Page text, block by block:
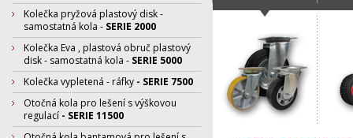
Kolečka pryžová plastový disk -
samostatná kola - SERIE 2000
Kolečka Eva , plastová obruč plastový
disk - samostatná kola - SERIE 5000
Kolečka vypletená - ráfky - SERIE 7500
Otočná kola pro lešení s výškovou
regulací - SERIE 11500